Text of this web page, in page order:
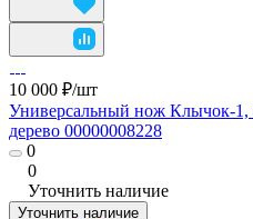
10 000 ₽/шт
Универсальный нож Клычок-1,
дерево 00000008228
0
0
Уточнить наличие
Уточнить наличие